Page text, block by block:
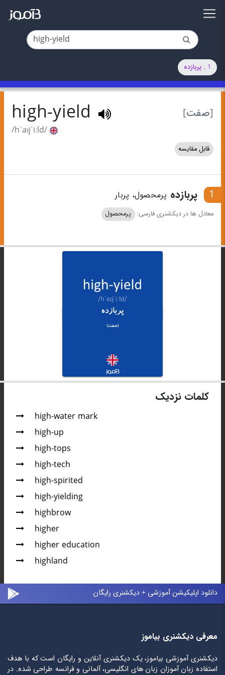
1 . پربازده
[صفت] high-yield
/hˈaɪjˈiːld/
قابل مقایسه
1 پربازده پرمحصول، پربار
معادل ها در دیکشنری فارسی: پرمحصول
کلمات نزدیک
high-water mark
high-up
high-tops
high-tech
high-spirited
high-yielding
highbrow
higher
higher education
highland
دانلود اپلیکیشن آموزشی + دیکشنری رایگان
معرفی دیکشنری بیاموز
دیکشنری آموزشی بیاموز، یک دیکشنری آنلاین و رایگان است که با هدف
استفاده زبان آموزان زبان های انگلیسی، آلمانی و فرانسه طراحی شده. در